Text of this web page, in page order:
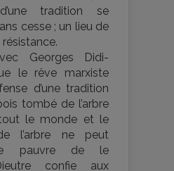
tradition se
cesse ; un lieu de
Georges Didi-
le rêve marxiste
d’une tradition
tombé de l’arbre
le monde et le
l’arbre ne peut
pauvre de le
confie aux